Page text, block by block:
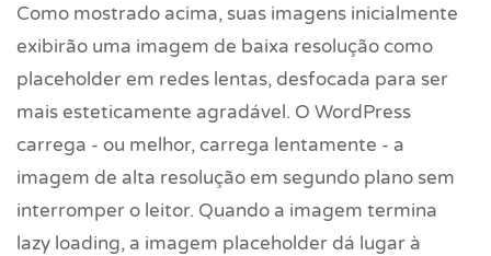
Como mostrado acima, suas imagens inicialmente
exibirão uma imagem de baixa resolução como
placeholder em redes lentas, desfocada para ser
mais esteticamente agradável. O WordPress
carrega - ou melhor, carrega lentamente - a
imagem de alta resolução em segundo plano sem
interromper o leitor. Quando a imagem termina
lazy loading, a imagem placeholder dá lugar à